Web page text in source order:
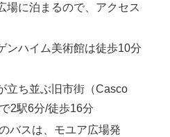
場に泊まるので、アクセス
ンハイム美術館は徒歩10分
立ち並ぶ旧市街（Casco
2駅6分/徒歩16分
バスは、モユア広場発